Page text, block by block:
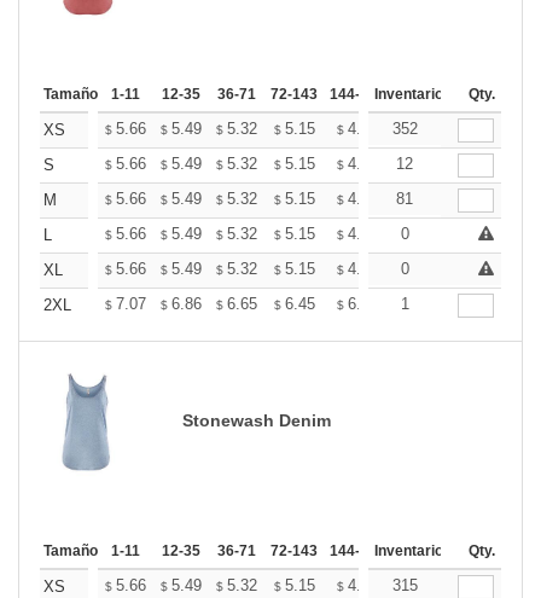
Tamaño 1-11 12-35 36-71 72-143 144-287 288 + Mas
Inventario Qty.
XS $ 5.66 $ 5.49 $ 5.32 $ 5.15 $ 4.99 $4.90
352
S
$ 5.66 $ 5.49 $ 5.32 $ 5.15 $ 4.99 $4.90
12
M
$ 5.66 $ 5.49 $ 5.32 $ 5.15 $ 4.99 $4.90
81
L
$ 5.66 $ 5.49 $ 5.32 $ 5.15 $ 4.99 $ +
0
XL
$ 5.66 $ 5.49 $ 5.32 $ 5.15 $ 4.99 $ +
0
2XL
$ 7.07 $ 6.86 $ 6.65 $ 6.45 $ 6.24 $
1
Stonewash Denim
Tamaño 1-11 12-35 36-71 72-143 144-287 288 + Mas
Inventario Qty.
XS $ 5.66 $ 5.49 $ 5.32 $ 5.15 $ 4.99 $4.90
315